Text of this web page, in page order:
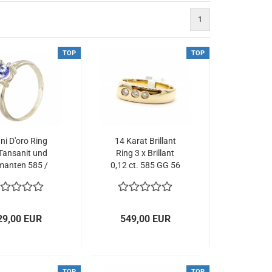
1
TOP
D'oro Ring
und
585 /
Ø 2,21 ct.
EUR
TOP
14 Karat Brillant
Ring 3 x Brillant
0,12 ct. 585 GG 56
549,00 EUR